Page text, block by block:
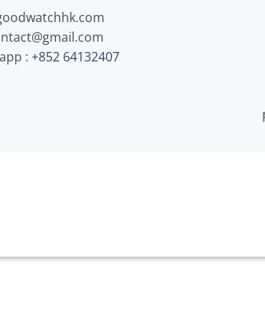
: +852 64132407